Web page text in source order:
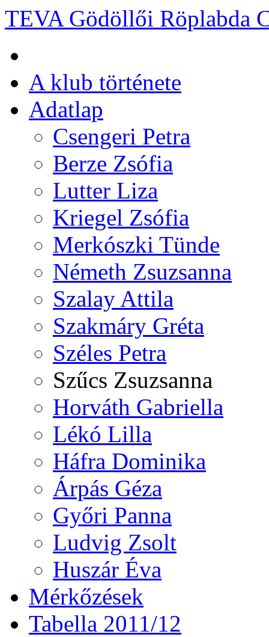
TEVA Gödöllői Röplabda
A klub története
Adatlap
Csengeri Petra
Berze Zsófia
Lutter Liza
Kriegel Zsófia
Merkószki Tünde
Németh Zsuzsanna
Szalay Attila
Szakmáry Gréta
Széles Petra
Szűcs Zsuzsanna
Horváth Gabriella
Lékó Lilla
Háfra Dominika
Árpás Géza
Győri Panna
Ludvig Zsolt
Huszár Éva
Mérkőzések
Tabella 2011/12